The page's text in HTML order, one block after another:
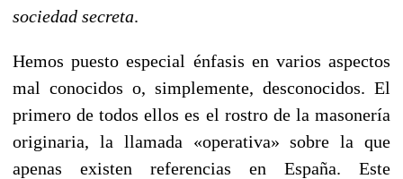
sociedad secreta.
Hemos puesto especial énfasis en varios aspectos
mal conocidos o, simplemente, desconocidos. El
primero de todos ellos es el rostro de la masonería
originaria, la llamada «operativa» sobre la que
apenas existen referencias en España. Este